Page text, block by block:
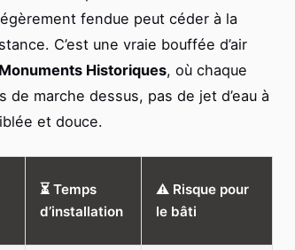
fendue peut céder à la
C’est une vraie bouffée d’air
Monuments Historiques, où chaque
marche dessus, pas de jet d’eau à
et douce.
⏳ Temps
d’installation
⚠️ Risque pour
le bâti